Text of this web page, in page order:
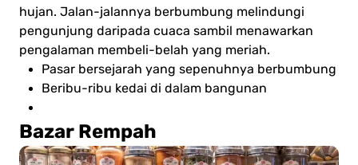
hujan. Jalan-jalannya berbumbung melindungi
pengunjung daripada cuaca sambil menawarkan
pengalaman membeli-belah yang meriah.
Pasar bersejarah yang sepenuhnya berbumbung
Beribu-ribu kedai di dalam bangunan
Bazar Rempah